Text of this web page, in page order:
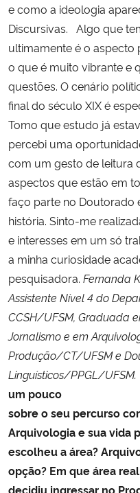
e como a ideologia
Discursivas. Algo que
ultimamente é o aspecto
o que é muito vibrante e
questões. O cenário
final do século XIX é
Tomo que estudo já
percebi uma
com um gesto de leitura
aspectos que estão em
faço parte no Doutorado
história. Sinto-me
e interesses em um só
a minha curiosidade
pesquisadora. Fernanda
Assistente Nível 4 do
CCSH/UFSM, Graduada
Jornalismo e em
Produção/CT/UFSM e
Linguísticos/PPGL/UFSM.
um pouco
sobre o seu percurso
Arquivologia e sua vida
escolheu a área?
opção? Em que área
decidiu ingressar no